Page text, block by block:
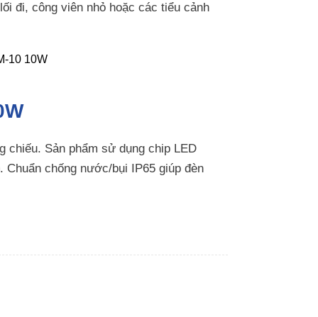
đi, công viên nhỏ hoặc các tiểu cảnh
chiếu. Sản phẩm sử dụng chip LED
chống nước/bụi IP65 giúp đèn